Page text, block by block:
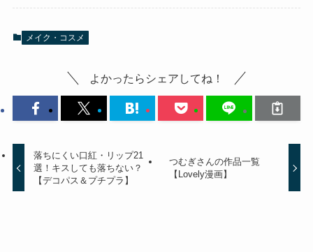
メイク・コスメ
よかったらシェアしてね！
落ちにくい口紅・リップ21
選！キスしても落ちない？
【デコパス＆プチプラ】
つむぎさんの作品一覧
【Lovely漫画】